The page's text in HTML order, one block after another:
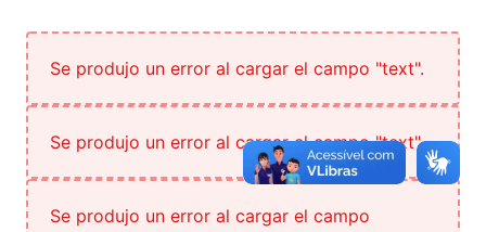
Se produjo un error al cargar el campo "text".
Se produjo un error al cargar el campo "text".
Se produjo un error al cargar el campo